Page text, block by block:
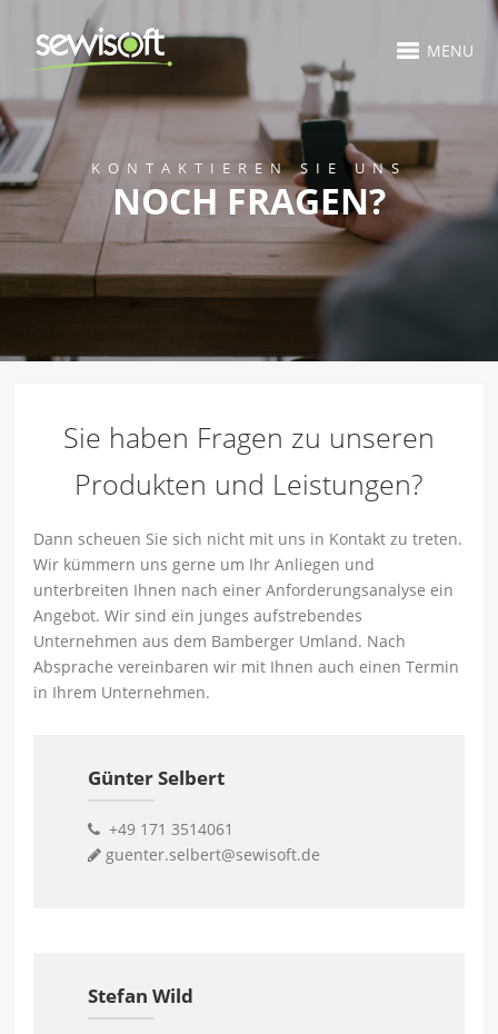
MENU
KONTAKTIEREN SIE UNS
NOCH FRAGEN?
Sie haben Fragen zu unseren
Produkten und Leistungen?
Dann scheuen Sie sich nicht mit uns in Kontakt zu treten.
Wir kümmern uns gerne um Ihr Anliegen und
unterbreiten Ihnen nach einer Anforderungsanalyse ein
Angebot. Wir sind ein junges aufstrebendes
Unternehmen aus dem Bamberger Umland. Nach
Absprache vereinbaren wir mit Ihnen auch einen Termin
in Ihrem Unternehmen.
Günter Selbert
+49 171 3514061
guenter.selbert@sewisoft.de
Stefan Wild